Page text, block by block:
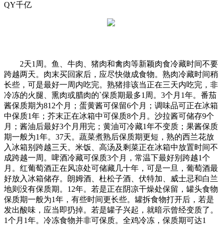
QY千亿
2天1周。鱼、牛肉、猪肉和禽肉等新颖肉食冷藏时间不要
跨越两天。肉末买回家后，应尽快做成食物。熟肉冷藏时间稍
长些，可是最好一周内吃完。熟猪排该当正在三天内吃完，非
冷冻的火腿、熏肉或腊肉的`保质期最多1周。3个月1年。番茄
酱保质期为812个月；蛋黄酱可保留6个月；调味品可正在冰箱
中保质1年；芥末正在冰箱中可保质8个月。沙拉酱可储存9个
月；酱油后最好3个月用完；黄油可冷藏1年不变质；果酱保质
期一般为1年。37天。蔬菜煮熟后保质期更短，熟的西兰花放
入冰箱别跨越三天。米饭、高汤及剩菜正在冰箱中放置时间不
成跨越一周。啤酒冷藏可保质3个月，常温下最好别跨越1个
月。红葡萄酒正在风凉处可储藏几十年，可是一旦，葡萄酒最
好放入冰箱储存。朗姆酒、杜松子酒、伏特加、威士忌和白兰
地则没有保质期。12年。若是正在阴凉干燥处保留，罐头食物
保质期一般为1年，有些时间更长些。罐拆食物打开后，若是
发出酸味，应当即扔掉。若是罐子兴起，就暗示曾经变质了。
1个月1年。冷冻食物并非可保质。全鸡冷冻，保质期可达1